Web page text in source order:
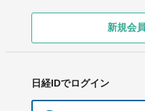
新規会
日経IDでログイン